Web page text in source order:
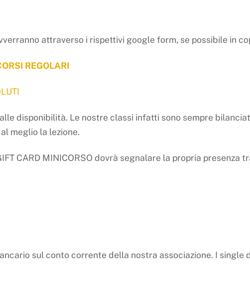
attraverso i rispettivi google form, se possibile in
REGOLARI
disponibilità. Le nostre classi infatti sono sempre
meglio la lezione.
CARD MINICORSO dovrà segnalare la propria presenza
sul conto corrente della nostra associazione. I single